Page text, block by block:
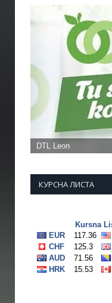
КУРСНА ЛИСТА